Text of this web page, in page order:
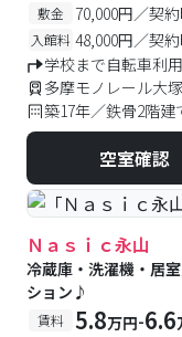
敷金 70,000円／契
入館料 48,000円／契
学校まで自転車利
多摩モノレール大
築17年／鉄骨2階建
空室確認
Ｎａｓｉｃ永山
冷蔵庫・洗濯機・居
ション♪
賃料 5.8万円-6.6